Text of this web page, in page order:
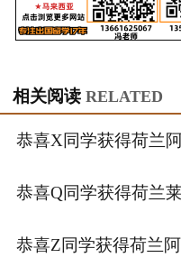
相关阅读 RELATED